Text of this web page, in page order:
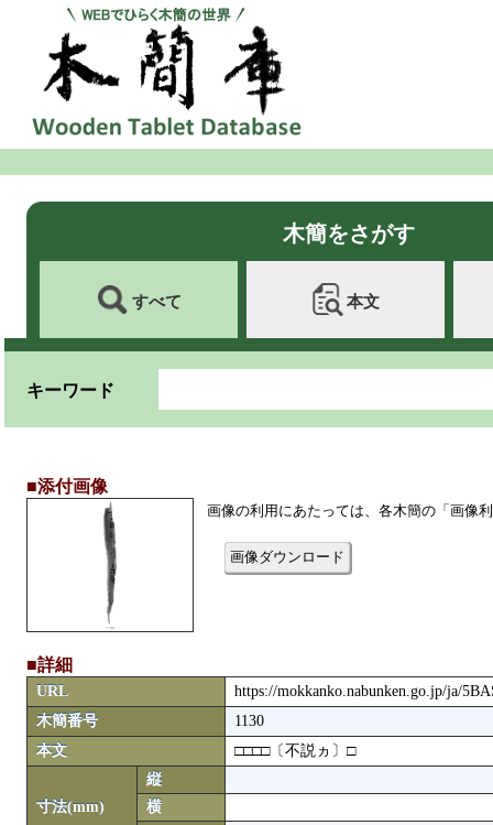
木簡をさがす
すべて 本文
キーワード
■添付画像
画像の利用にあたっては、各木簡の「画像
画像ダウンロード
■詳細
URL
https://mokkanko.nabunken.go.jp/ja/
木簡番号
1130
本文
□□□□〔不説ヵ〕□
寸法(mm)
縦
横